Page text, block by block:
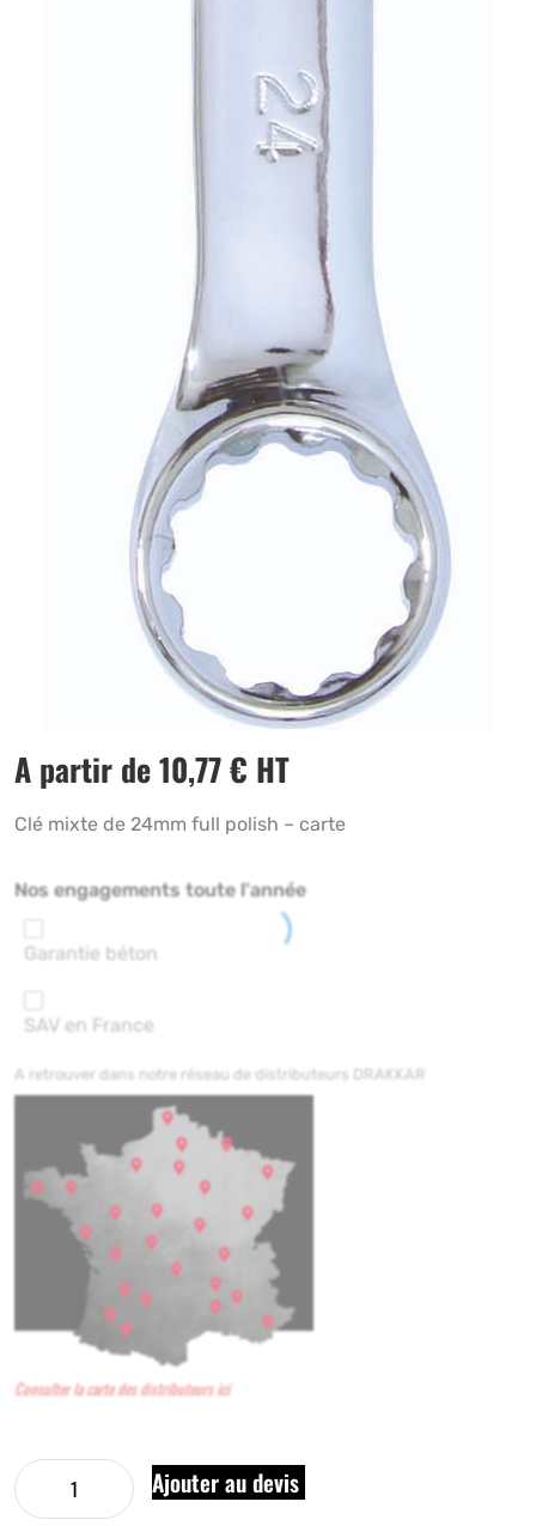
A partir de10,77€ HT
Clé mixte de 24mm full polish – carte
Nos engagements toute l'année
Garantie béton
SAV en France
A retrouver dans notre réseau de distributeurs DRAKKAR
Consulter la carte des distributeurs ici
Ajouter au devis